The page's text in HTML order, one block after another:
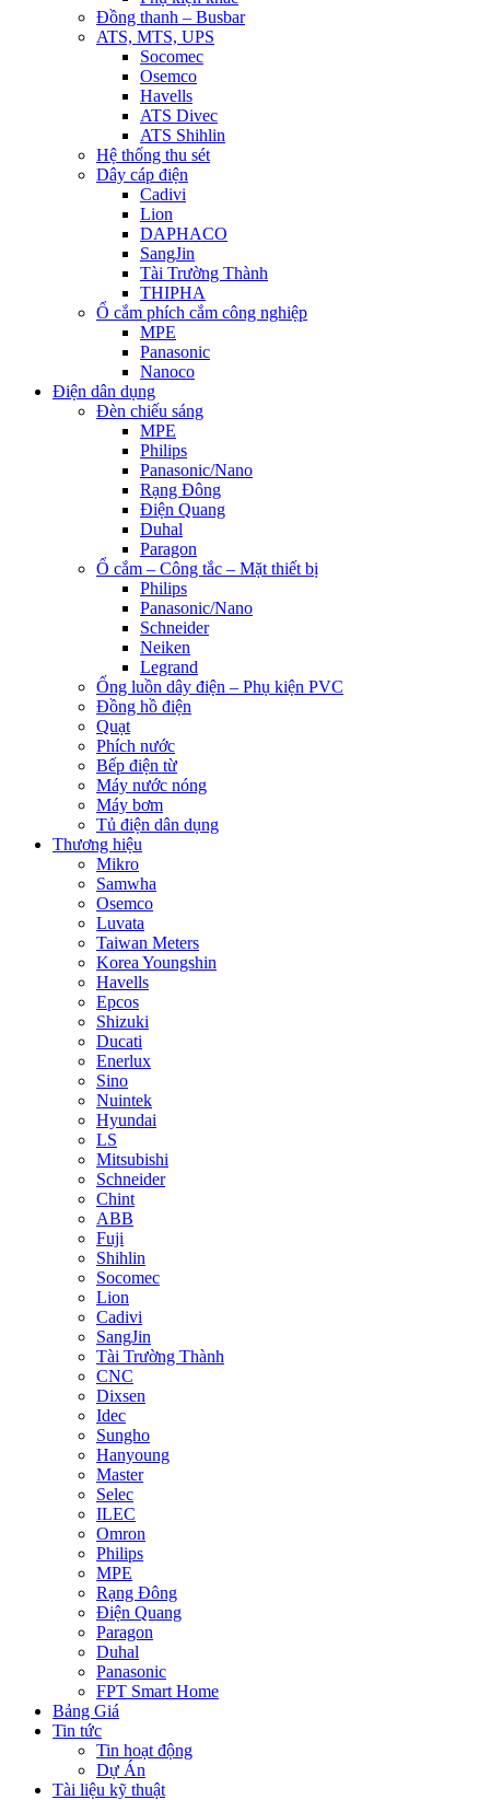
Đồng thanh – Busbar
ATS, MTS, UPS
Socomec
Osemco
Havells
ATS Divec
ATS Shihlin
Hệ thống thu sét
Dây cáp điện
Cadivi
Lion
DAPHACO
SangJin
Tài Trường Thành
THIPHA
Ổ cắm phích cắm công nghiệp
MPE
Panasonic
Nanoco
Điện dân dụng
Đèn chiếu sáng
MPE
Philips
Panasonic/Nano
Rạng Đông
Điện Quang
Duhal
Paragon
Ổ cắm – Công tắc – Mặt thiết bị
Philips
Panasonic/Nano
Schneider
Neiken
Legrand
Ống luồn dây điện – Phụ kiện PVC
Đồng hồ điện
Quạt
Phích nước
Bếp điện từ
Máy nước nóng
Máy bơm
Tủ điện dân dụng
Thương hiệu
Mikro
Samwha
Osemco
Luvata
Taiwan Meters
Korea Youngshin
Havells
Epcos
Shizuki
Ducati
Enerlux
Sino
Nuintek
Hyundai
LS
Mitsubishi
Schneider
Chint
ABB
Fuji
Shihlin
Socomec
Lion
Cadivi
SangJin
Tài Trường Thành
CNC
Dixsen
Idec
Sungho
Hanyoung
Master
Selec
ILEC
Omron
Philips
MPE
Rạng Đông
Điện Quang
Paragon
Duhal
Panasonic
FPT Smart Home
Bảng Giá
Tin tức
Tin hoạt động
Dự Án
Tài liệu kỹ thuật